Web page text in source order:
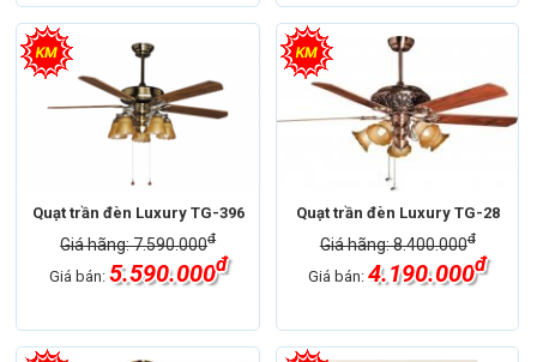
Quạt trần đèn Luxury TG-396
Giá hãng: 7.590.000đ
Giá bán: 5.590.000đ
Quạt trần đèn Luxury TG-28
Giá hãng: 8.400.000đ
Giá bán:4.190.000đ